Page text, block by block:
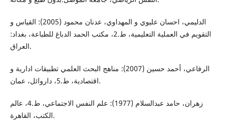
الدليمي، احسان عليوي و المهداوي، عدنان محمود (2005): القياس و
التقويم في العملية التعليمية، ط.2، مكتب الحمد الدباغ للطباعة، بغداد:
العراق.
الرفاعي، أحمد حسين (2007): مناهج البحث العلمي تطبيقات ادارية و
اقتصادية، ط.5، داروائل، عمان.
زهران، حامد عبدالسلام (1977): علم النفس الاجتماعي، ط.4، عالم
الكتب، القاهرة.